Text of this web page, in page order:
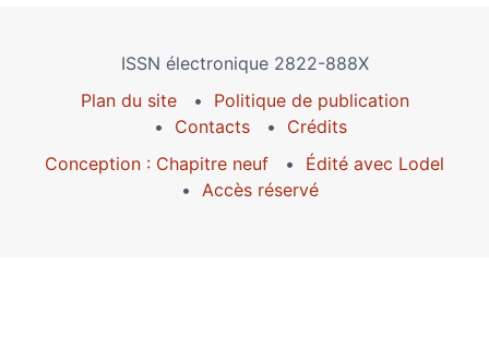
ISSN électronique 2822-888X
Plan du site
Politique de publication
Contacts
Crédits
Conception : Chapitre neuf
Édité avec Lodel
Accès réservé